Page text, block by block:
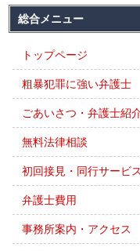
総合メニュー
トップページ
粗暴犯罪に強い弁護士
ごあいさつ・弁護士紹
無料法律相談
初回接見・同行サービス
弁護士費用
事務所案内・アクセス